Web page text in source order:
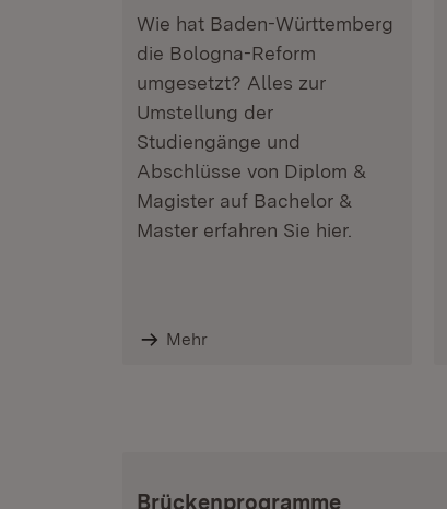
Wie hat Baden-Württemberg
die Bologna-Reform
umgesetzt? Alles zur
Umstellung der
Studiengänge und
Abschlüsse von Diplom &
Magister auf Bachelor &
Master erfahren Sie hier.
Mehr
Brückenprogramme